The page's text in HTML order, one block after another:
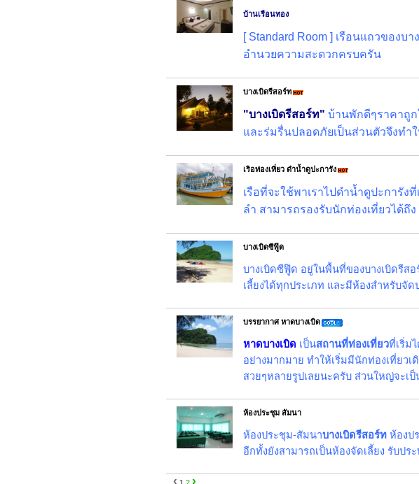
บ้านเรือนทอง
[ Standard Room ] เรือนแถวของ
อำนวยความสะดวกครบครัน
บางเบิดรีสอร์ท
"บางเบิดรีสอร์ท" บ้านพักดีๆราคาถูก
และร่มรื่นปลอดภัยเป็นส่วนตัวจึงทำ
เริอท่องเที่ยว ดำน้ำดูปะการัง
เรือที่จะใช้พาเราไปดำน้ำดูปะการัง
ลำ สามารถรองรับนักท่องเที่ยวได้ถึ
บางเบิดซีฟู๊ด
บางเบิดซีฟู๊ด อยู่ในพื้นที่ของบางเบิดรีส
เลี้ยงได้ทุกประเภท และมีห้องสำหรับจั
บรรยากาศ หาดบางเบิด
หาดบางเบิด เป็นสถานที่ท่องเที่ยวที่เริ่ม
อย่างมากมาย ทำให้เริ่มมีนักท่องเที่ยว
สวยๆหลายรูปเลยนะครับ ส่วนใหญ่จะเ
ห้องประชุม สัมนา
ห้องประชุม-สัมนาบางเบิดรีสอร์ท ห้องป
อีกทั้งยังสามารถเป็นห้องจัดเลี้ยง รับปร
‹ ›